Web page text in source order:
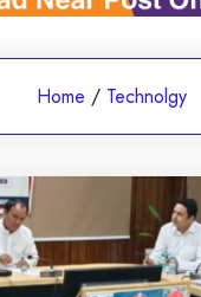
Home / Technolgy